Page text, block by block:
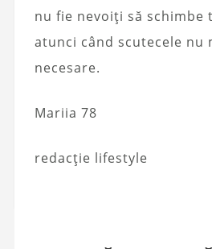
nu fie nevoiți să schimbe
atunci când scutecele nu
necesare.
Mariia 78
redacție lifestyle